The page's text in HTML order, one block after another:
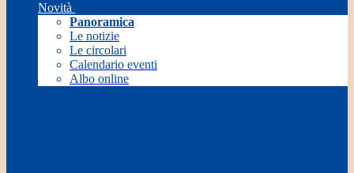
Novità
Panoramica
Le notizie
Le circolari
Calendario eventi
Albo online